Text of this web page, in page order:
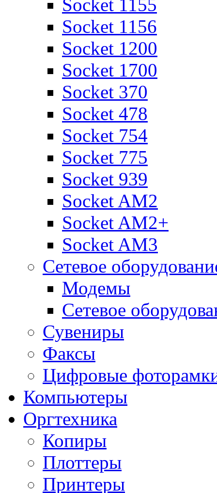
Socket 1155
Socket 1156
Socket 1200
Socket 1700
Socket 370
Socket 478
Socket 754
Socket 775
Socket 939
Socket AM2
Socket AM2+
Socket AM3
Сетевое
Модемы
Сетевое
Сувениры
Факсы
Цифровые
Компьютеры
Оргтехника
Копиры
Плоттеры
Принтеры